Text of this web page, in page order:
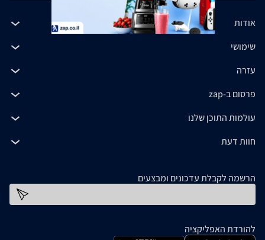
אודות
שימושי
עזרה
פרסום ב-zap
עולמות התוכן שלנו
חוות דעת
הרשמה לקבלת עדכונים ומבצעים
להורדת האפליקציה